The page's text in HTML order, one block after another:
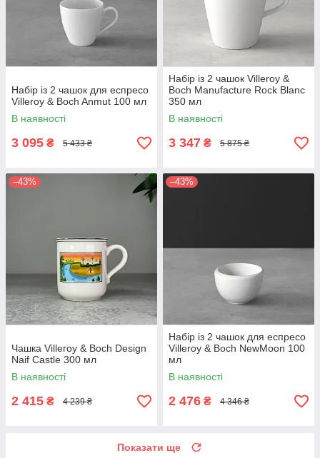
Набір із 2 чашок для еспресо
Villeroy & Boch Anmut 100 мл
В наявності
3 095 ₴ 5 433 ₴
Набір із 2 чашок Villeroy &
Boch Manufacture Rock Blanc
350 мл
В наявності
3 347 ₴ 5 875 ₴
–43%
Чашка Villeroy & Boch Design
Naif Castle 300 мл
В наявності
2 415 ₴ 4 239 ₴
–43%
Набір із 2 чашок для еспресо
Villeroy & Boch NewMoon 100
мл
В наявності
2 476 ₴ 4 346 ₴
Показати ще